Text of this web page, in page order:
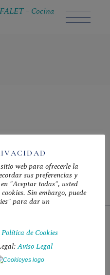
web para ofrecerle la
sus preferencias y
"Aceptar todas", usted
Sin embargo, puede
para dar un
Política de Cookies
Aviso Legal